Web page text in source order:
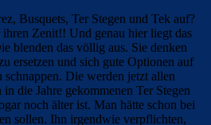
Busquets, Ter Stegen und Tek auf?
ihren Zenit!! Und genau hier liegt das
blenden das völlig aus. Sie denken
ersetzen und sich gute Optionen auf
schnappen. Die werden jetzt allen
die Jahre gekommenen Ter Stegen
noch älter ist. Man hätte schon bei
sollen. Ihn irgendwie verpflichten,